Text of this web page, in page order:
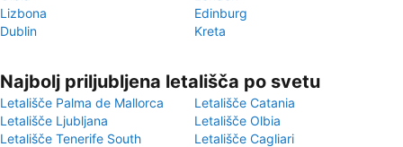
Lizbona
Edinburg
Dublin
Kreta
Najbolj priljubljena letališča po svetu
Letališče Palma de Mallorca
Letališče Catania
Letališče Ljubljana
Letališče Olbia
Letališče Tenerife South
Letališče Cagliari